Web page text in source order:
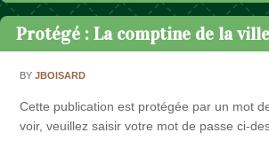
Passer au contenu
Protégé : La comptine de la ville
BYJBOISARD
Cette publication est protégée par un mot
voir, veuillez saisir votre mot de passe ci-